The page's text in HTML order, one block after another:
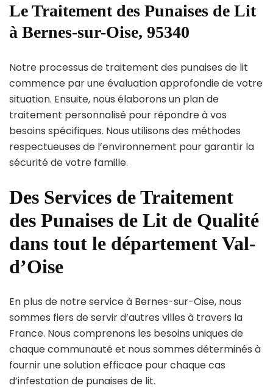
Le Traitement des Punaises de Lit
à Bernes-sur-Oise, 95340
Notre processus de traitement des punaises de lit
commence par une évaluation approfondie de votre
situation. Ensuite, nous élaborons un plan de
traitement personnalisé pour répondre à vos
besoins spécifiques. Nous utilisons des méthodes
respectueuses de l’environnement pour garantir la
sécurité de votre famille.
Des Services de Traitement
des Punaises de Lit de Qualité
dans tout le département Val-
d’Oise
En plus de notre service à Bernes-sur-Oise, nous
sommes fiers de servir d’autres villes à travers la
France. Nous comprenons les besoins uniques de
chaque communauté et nous sommes déterminés à
fournir une solution efficace pour chaque cas
d’infestation de punaises de lit.